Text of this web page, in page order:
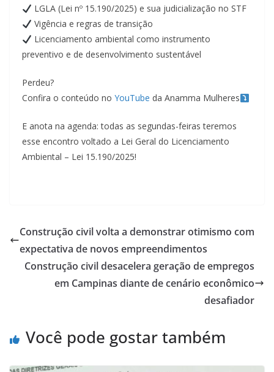
LGLA (Lei nº 15.190/2025) e sua judicialização no STF
Vigência e regras de transição
Licenciamento ambiental como instrumento
preventivo e de desenvolvimento sustentável
Perdeu?
Confira o conteúdo no YouTube da Anamma Mulheres
E anota na agenda: todas as segundas-feiras teremos
esse encontro voltado a Lei Geral do Licenciamento
Ambiental – Lei 15.190/2025!
Construção civil volta a demonstrar otimismo com
expectativa de novos empreendimentos
Construção civil desacelera geração de empregos
em Campinas diante de cenário econômico
desafiador
Você pode gostar também